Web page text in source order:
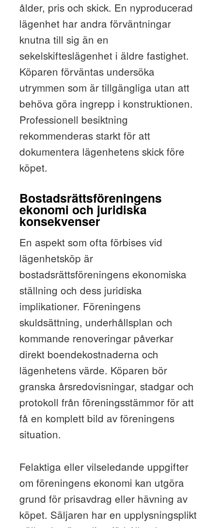
ålder, pris och skick. En nyproducerad
lägenhet har andra förväntningar
knutna till sig än en
sekelskifteslägenhet i äldre fastighet.
Köparen förväntas undersöka
utrymmen som är tillgängliga utan att
behöva göra ingrepp i konstruktionen.
Professionell besiktning
rekommenderas starkt för att
dokumentera lägenhetens skick före
köpet.
Bostadsrättsföreningens
ekonomi och juridiska
konsekvenser
En aspekt som ofta förbises vid
lägenhetsköp är
bostadsrättsföreningens ekonomiska
ställning och dess juridiska
implikationer. Föreningens
skuldsättning, underhållsplan och
kommande renoveringar påverkar
direkt boendekostnaderna och
lägenhetens värde. Köparen bör
granska årsredovisningar, stadgar och
protokoll från föreningsstämmor för att
få en komplett bild av föreningens
situation.
Felaktiga eller vilseledande uppgifter
om föreningens ekonomi kan utgöra
grund för prisavdrag eller hävning av
köpet. Säljaren har en upplysningsplikt